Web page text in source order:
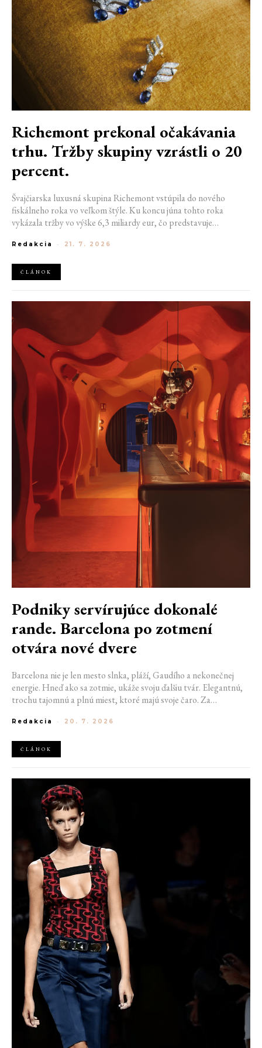
Richemont prekonal očakávania
trhu. Tržby skupiny vzrástli o 20
percent.
Švajčiarska luxusná skupina Richemont vstúpila do nového
fiskálneho roka vo veľkom štýle. Ku koncu júna tohto roka
vykázala tržby vo výške 6,3 miliardy eur, čo predstavuje
luxuse zostáva napriek pretrvávajúcej ekonomickej neistote
Redakcia - 21. 7. 2026
ČLÁNOK
Podniky servírujúce dokonalé
rande. Barcelona po zotmení
otvára nové dvere
Barcelona nie je len mesto slnka, pláží, Gaudího a nekonečnej
energie. Hneď ako sa zotmie, ukáže svoju ďalšiu tvár. Elegantnú,
trochu tajomnú a plnú miest, ktoré majú svoje čaro. Za
koktaily a hrá tá správna hudba. Ak hľadáte miesto na rande, na
metropoly vám môžu pomôcť začať písať váš výnimočný príbeh.
Ak ste si ešte nevybrali, kam vyraziť so svojou drahou polovičkou,
Redakcia - 20. 7. 2026
ČLÁNOK